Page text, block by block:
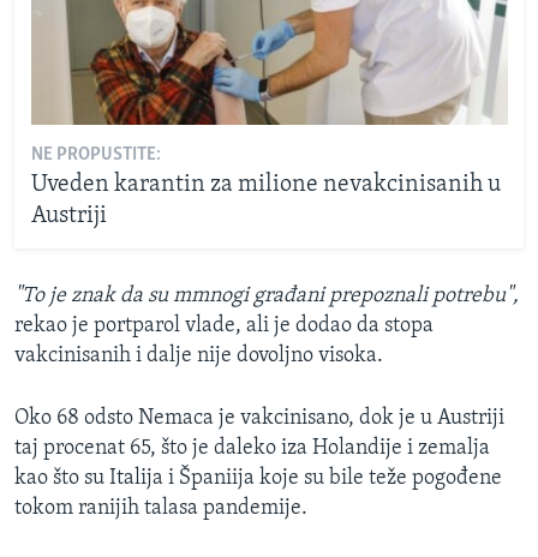
NE PROPUSTITE:
Uveden karantin za milione nevakcinisanih u
Austriji
"To je znak da su mmnogi građani prepoznali potrebu",
rekao je portparol vlade, ali je dodao da stopa
vakcinisanih i dalje nije dovoljno visoka.
Oko 68 odsto Nemaca je vakcinisano, dok je u Austriji
taj procenat 65, što je daleko iza Holandije i zemalja
kao što su Italija i Španiija koje su bile teže pogođene
tokom ranijih talasa pandemije.